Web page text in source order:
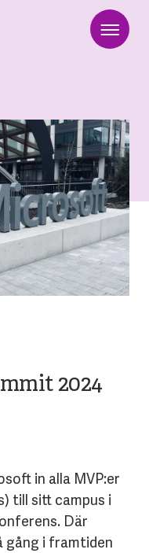
2024
in alla MVP:er
till sitt campus i
Där
gång i framtiden